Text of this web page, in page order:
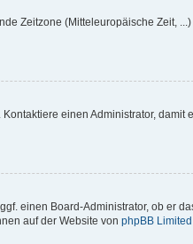
Zeitzone (Mitteleuropäische Zeit,
einen Administrator, damit
einen Board-Administrator, ob er
auf der Website von phpBB Limited